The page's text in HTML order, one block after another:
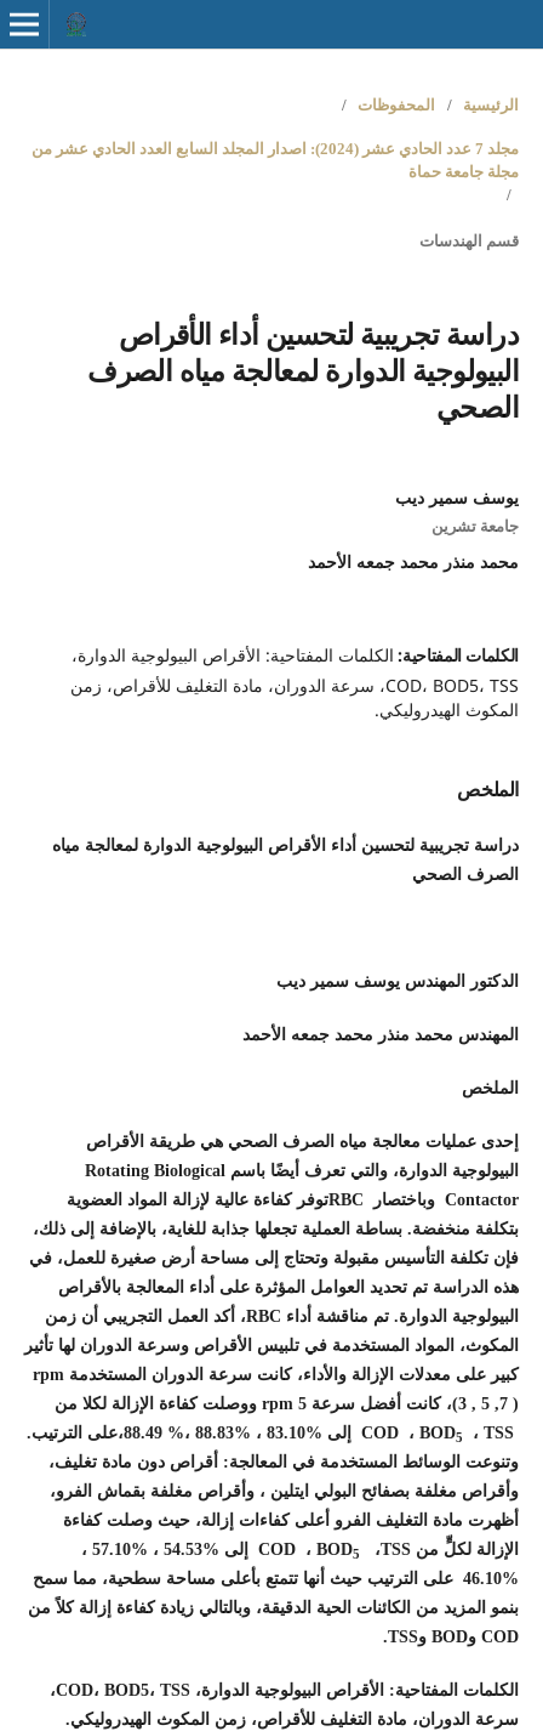
الرئيسية / المحفوظات /
مجلد 7 عدد الحادي عشر (2024): اصدار المجلد السابع العدد الحادي عشر من
مجلة جامعة حماة
/
قسم الهندسات
دراسة تجريبية لتحسين أداء الأقراص
البيولوجية الدوارة لمعالجة مياه الصرف
الصحي
يوسف سمير ديب
جامعة تشرين
محمد منذر محمد جمعه الأحمد
الكلمات المفتاحية: الكلمات المفتاحية: الأقراص البيولوجية الدوارة،
COD، BOD5، TSS، سرعة الدوران، مادة التغليف للأقراص، زمن
المكوث الهيدروليكي.
الملخص
دراسة تجريبية لتحسين أداء الأقراص البيولوجية الدوارة لمعالجة مياه
الصرف الصحي
الدكتور المهندس يوسف سمير ديب
المهندس محمد منذر محمد جمعه الأحمد
الملخص
إحدى عمليات معالجة مياه الصرف الصحي هي طريقة الأقراص
البيولوجية الدوارة، والتي تعرف أيضًا باسم Rotating Biological
Contactor وباختصار RBCتوفر كفاءة عالية لإزالة المواد العضوية
بتكلفة منخفضة. بساطة العملية تجعلها جذابة للغاية، بالإضافة إلى ذلك،
فإن تكلفة التأسيس مقبولة وتحتاج إلى مساحة أرض صغيرة للعمل، في
هذه الدراسة تم تحديد العوامل المؤثرة على أداء المعالجة بالأقراص
البيولوجية الدوارة. تم مناقشة أداء RBC، أكد العمل التجريبي أن زمن
المكوث، المواد المستخدمة في تلبيس الأقراص وسرعة الدوران لها تأثير
كبير على معدلات الإزالة والأداء، كانت سرعة الدوران المستخدمة rpm
(3 , 5 ,7 )، كانت أفضل سرعة 5 rpm ووصلت كفاءة الإزالة لكلا من
5
، TSS إلى %83.10 ، %88.83 ،% 88.49،على الترتيب.
وتنوعت الوسائط المستخدمة في المعالجة: أقراص دون مادة تغليف،
وأقراص مغلفة بصفائح البولي ايتلين ، وأقراص مغلفة بقماش الفرو،
أظهرت مادة التغليف الفرو أعلى كفاءات إزالة، حيث وصلت كفاءة
الإزالة لكلٍّ من COD ، BOD
5
،TSS إلى %54.53 ، %57.10 ،
%46.10 على الترتيب حيث أنها تتمتع بأعلى مساحة سطحية، مما سمح
بنمو المزيد من الكائنات الحية الدقيقة، وبالتالي زيادة كفاءة إزالة كلاً من
COD وBOD وTSS.
الكلمات المفتاحية:
الأقراص البيولوجية الدوارة، COD، BOD5، TSS،
سرعة الدوران، مادة التغليف للأقراص، زمن المكوث الهيدروليكي.